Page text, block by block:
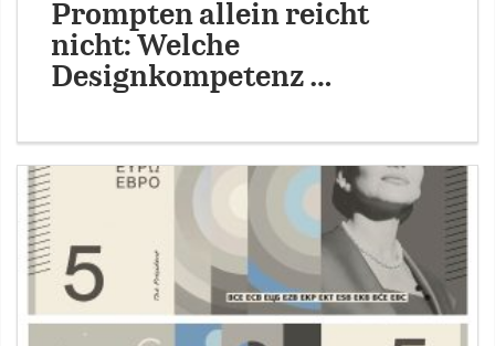
Prompten allein reicht
nicht: Welche
Designkompetenz …